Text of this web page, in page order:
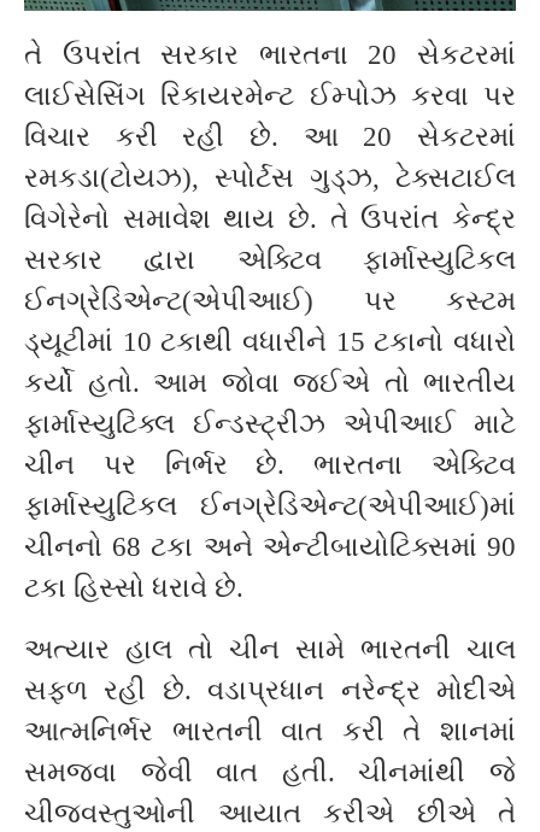
તે ઉપરાંત સરકાર ભારતના 20 સેકટરમાં
લાઈસેસિંગ રિકાયરમેન્ટ ઈમ્પોઝ કરવા પર
વિચાર કરી રહી છે. આ 20 સેકટરમાં
રમકડા(ટોયઝ), સ્પોર્ટસ ગુડ્ઝ, ટેક્સટાઈલ
વિગેરેનો સમાવેશ થાય છે. તે ઉપરાંત કેન્દ્ર
સરકાર દ્વારા એક્ટિવ ફાર્માસ્યુટિકલ
ઈનગ્રેડિએન્ટ(એપીઆઈ) પર કસ્ટમ
ડ્યૂટીમાં 10 ટકાથી વધારીને 15 ટકાનો વધારો
કર્યો હતો. આમ જોવા જઈએ તો ભારતીય
ફાર્માસ્યુટિક્લ ઈન્ડસ્ટ્રીઝ એપીઆઈ માટે
ચીન પર નિર્ભર છે. ભારતના એક્ટિવ
ફાર્માસ્યુટિકલ ઈનગ્રેડિએન્ટ(એપીઆઈ)માં
ચીનનો 68 ટકા અને એન્ટીબાયોટિક્સમાં 90
ટકા હિસ્સો ધરાવે છે.
અત્યાર હાલ તો ચીન સામે ભારતની ચાલ
સફળ રહી છે. વડાપ્રધાન નરેન્દ્ર મોદીએ
આત્મનિર્ભર ભારતની વાત કરી તે શાનમાં
સમજવા જેવી વાત હતી. ચીનમાંથી જે
ચીજવસ્તુઓની આયાત કરીએ છીએ તે